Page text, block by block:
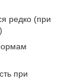
редко (при
при